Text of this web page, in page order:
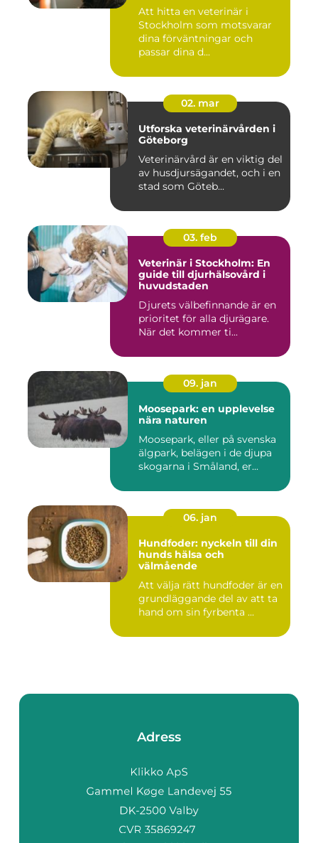
Att hitta en veterinär i
Stockholm som motsvarar
dina förväntningar och
passar dina d...
02. mar
Utforska veterinärvården i
Göteborg
Veterinärvård är en viktig del
av husdjursägandet, och i en
stad som Göteb...
03. feb
Veterinär i Stockholm: En
guide till djurhälsovård i
huvudstaden
Djurets välbefinnande är en
prioritet för alla djurägare.
När det kommer ti...
09. jan
Moosepark: en upplevelse
nära naturen
Moosepark, eller på svenska
älgpark, belägen i de djupa
skogarna i Småland, er...
06. jan
Hundfoder: nyckeln till din
hunds hälsa och
välmående
Att välja rätt hundfoder är en
grundläggande del av att ta
hand om sin fyrbenta ...
Adress